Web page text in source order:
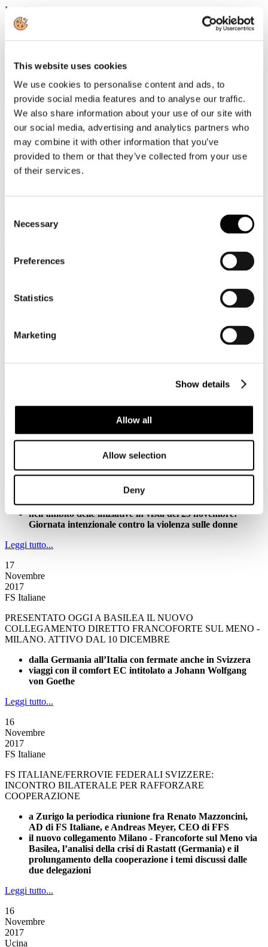
This website uses cookies
We use cookies to personalise content and ads, to
provide social media features and to analyse our traffic.
We also share information about your use of our site with
our social media, advertising and analytics partners who
may combine it with other information that you’ve
provided to them or that they’ve collected from your use
of their services.
Selection
Necessary
Preferences
Statistics
Marketing
Show details
Allow all
Allow selection
Deny
Leggi tutto...
2017
Seminario Data Protection: inizia il conto alla rovescia per le aziende
A poco più di sei mesi dall’entrata in vigore del Reg. Ue 2016/679
qual è la corretta analisi delle modalità di trattamento dei dati, dei
flussi documentali, dei sistemi informativi, degli archivi e quali sono
i rischi connessi delle aziende?
Leggi tutto...
Battisti: con l'apertura di FICO cibo e territorio saranno i veri motori
Il 48% dei turisti negli ultimi due anni ha scelto almeno un viaggio
motivato dalla curiosità di degustare i prodotti locali e di scoprire i
Presidente di Federturismo Gianfranco Battisti - spendendo in
turismo enogastronomico circa un terzo del suo budget.
CONTRO LA VIOLENZA SULLE DONNE
Dipartimento Pari Opportunità
antistalkingattivo da gennaio 2017
gli spot presentati oggi da Maria Elena Boschi,
Lucia Annibali, Consigliera in materia di Pari
Opportunità
nell’ambito delle iniziative in vista del 25 novembre:
Giornata intenzionale contro la violenza sulle donne
Leggi tutto...
17
Novembre
2017
FS Italiane
PRESENTATO OGGI A BASILEA IL NUOVO
COLLEGAMENTO DIRETTO FRANCOFORTE SUL MENO -
MILANO. ATTIVO DAL 10 DICEMBRE
dalla Germania all’Italia con fermate anche in Svizzera
viaggi con il comfort EC intitolato a Johann Wolfgang
von Goethe
Leggi tutto...
16
Novembre
2017
FS Italiane
FS ITALIANE/FERROVIE FEDERALI SVIZZERE:
INCONTRO BILATERALE PER RAFFORZARE
COOPERAZIONE
a Zurigo la periodica riunione fra Renato Mazzoncini,
AD di FS Italiane, e Andreas Meyer, CEO di FFS
il nuovo collegamento Milano - Francoforte sul Meno via
Basilea, l’analisi della crisi di Rastatt (Germania) e il
prolungamento della cooperazione i temi discussi dalle
due delegazioni
Leggi tutto...
16
Novembre
2017
Ucina